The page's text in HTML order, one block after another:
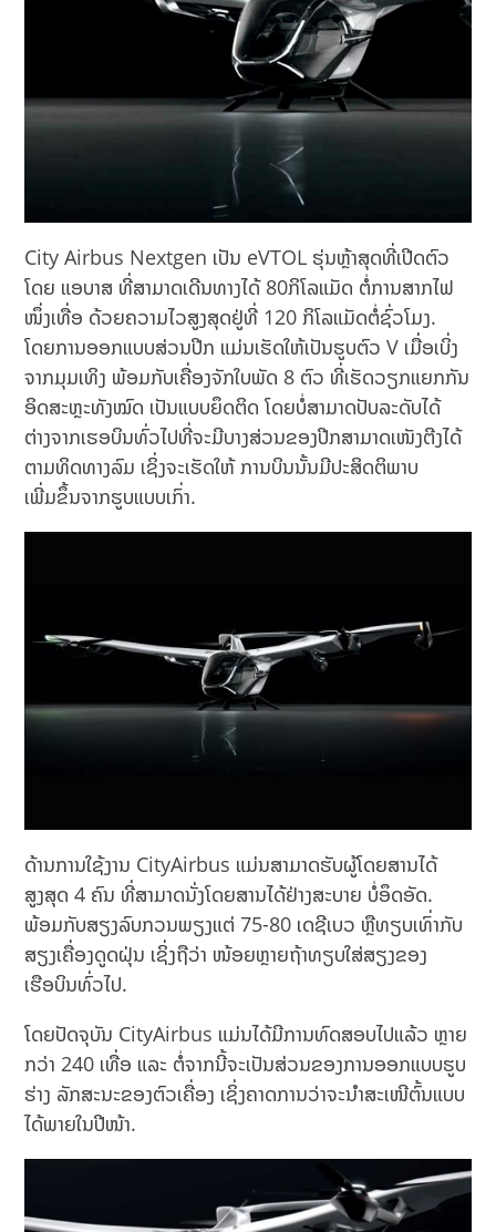
City Airbus Nextgen ເປັນ eVTOL ຮຸ່ນຫຼ້າສຸດທີ່ເປີດຕົວ
ໂດຍ ແອບາສ ທີ່ສາມາດເດີນທາງໄດ້ 80ກິໂລແມັດ ຕໍ່ການສາກໄຟ
ໜຶ່ງເທື່ອ ດ້ວຍຄວາມໄວສູງສຸດຢູ່ທີ່ 120 ກິໂລແມັດຕໍ່ຊົ່ວໂມງ.
ໂດຍການອອກແບບສ່ວນປີກ ແມ່ນເຮັດໃຫ້ເປັນຮູບຕົວ V ເມື່ອເບິ່ງ
ຈາກມຸມເທິງ ພ້ອມກັບເຄື່ອງຈັກໃບພັດ 8 ຕົວ ທີ່ເຮັດວຽກແຍກກັນ
ອິດສະຫຼະທັງໝົດ ເປັນແບບຍຶດຕິດ ໂດຍບໍ່ສາມາດປັບລະດັບໄດ້
ຕ່າງຈາກເຮອບິນທົ່ວໄປທີ່ຈະມີບາງສ່ວນຂອງປີກສາມາດເໜັງຕີງໄດ້
ຕາມທິດທາງລົມ ເຊິ່ງຈະເຮັດໃຫ້ ການບິນນັ້ນມີປະສິດຕິພາບ
ເພີ່ມຂຶ້ນຈາກຮູບແບບເກົ່າ.
ດ້ານການໃຊ້ງານ CityAirbus ແມ່ນສາມາດຮັບຜູ້ໂດຍສານໄດ້
ສູງສຸດ 4 ຄົນ ທີ່ສາມາດນັ່ງໂດຍສານໄດ້ຢ່າງສະບາຍ ບໍ່ອຶດອັດ.
ພ້ອມກັບສຽງລົບກວນພຽງແຕ່ 75-80 ເດຊີເບວ ຫຼືທຽບເທົ່າກັບ
ສຽງເຄື່ອງດູດຝຸ່ນ ເຊິ່ງຖືວ່າ ໜ້ອຍຫຼາຍຖ້າທຽບໃສ່ສຽງຂອງ
ເຮືອບິນທົ່ວໄປ.
ໂດຍປັດຈຸບັນ CityAirbus ແມ່ນໄດ້ມີການທົດສອບໄປແລ້ວ ຫຼາຍ
ກວ່າ 240 ເທື່ອ ແລະ ຕໍ່ຈາກນີ້ຈະເປັນສ່ວນຂອງການອອກແບບຮູບ
ຮ່າງ ລັກສະນະຂອງຕົວເຄື່ອງ ເຊິ່ງຄາດການວ່າຈະນຳສະເໜີຕົ້ນແບບ
ໄດ້ພາຍໃນປີໜ້າ.